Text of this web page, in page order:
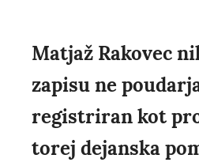
Matjaž Rakovec
zapisu ne
registriran kot
torej dejanska